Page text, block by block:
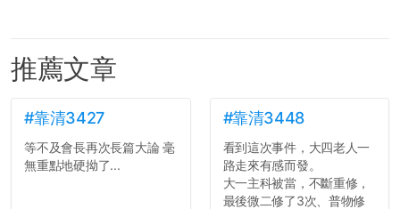
推薦文章
#靠清3427
等不及會長再次長篇大論 毫
無重點地硬拗了...
#靠清3448
看到這次事件，大四老人一
路走來有感而發。
大一主科被當，不斷重修，
最後微二修了3次、普物修